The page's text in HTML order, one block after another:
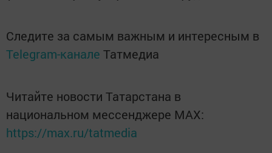
Следите за самым важным и интересным в
Telegram-канале Татмедиа
Читайте новости Татарстана в
национальном мессенджере MАХ:
https://max.ru/tatmedia